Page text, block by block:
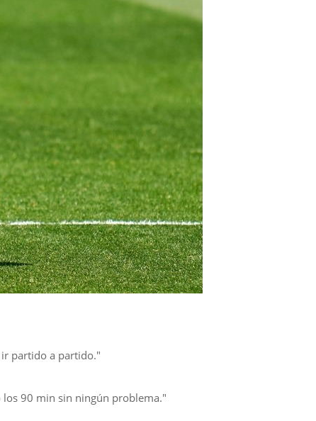
partido a partido."
90 min sin ningún problema."